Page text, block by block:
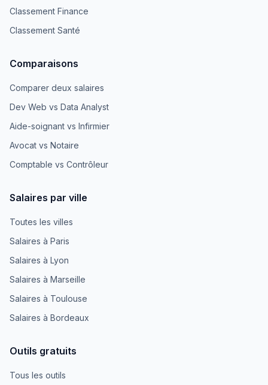
Classement Finance
Classement Santé
Comparaisons
Comparer deux salaires
Dev Web vs Data Analyst
Aide-soignant vs Infirmier
Avocat vs Notaire
Comptable vs Contrôleur
Salaires par ville
Toutes les villes
Salaires à Paris
Salaires à Lyon
Salaires à Marseille
Salaires à Toulouse
Salaires à Bordeaux
Outils gratuits
Tous les outils